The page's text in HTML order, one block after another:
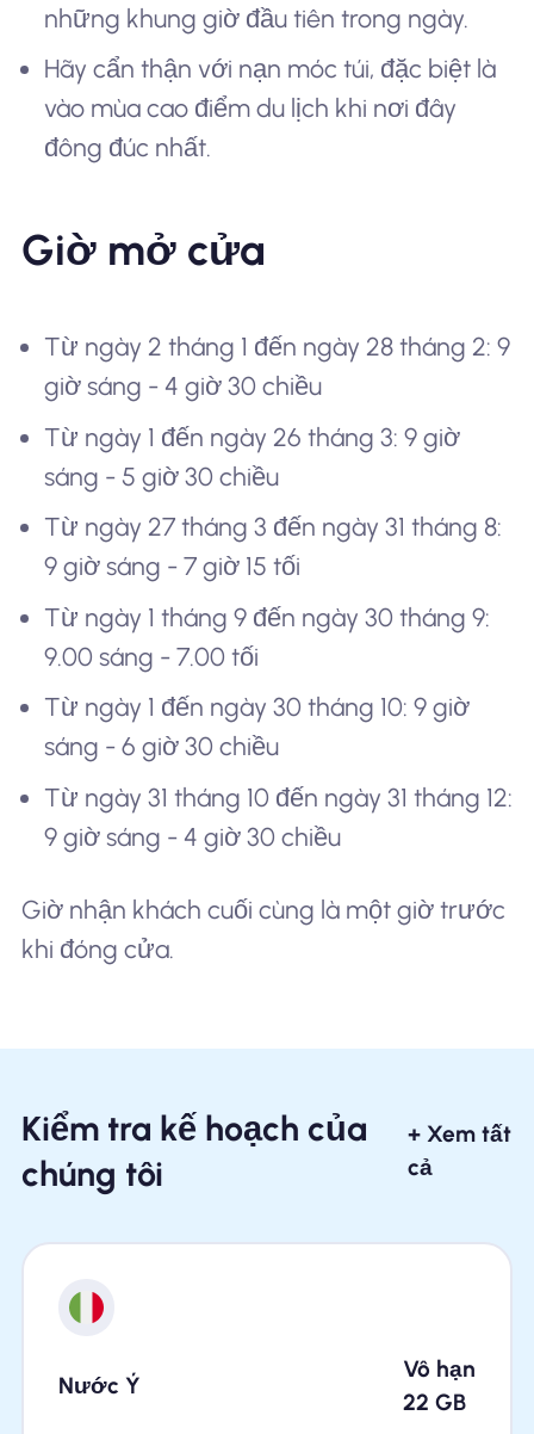
những khung giờ đầu tiên trong ngày.
Hãy cẩn thận với nạn móc túi, đặc biệt là
vào mùa cao điểm du lịch khi nơi đây
đông đúc nhất.
Giờ mở cửa
Từ ngày 2 tháng 1 đến ngày 28 tháng 2: 9
giờ sáng - 4 giờ 30 chiều
Từ ngày 1 đến ngày 26 tháng 3: 9 giờ
sáng - 5 giờ 30 chiều
Từ ngày 27 tháng 3 đến ngày 31 tháng 8:
9 giờ sáng - 7 giờ 15 tối
Từ ngày 1 tháng 9 đến ngày 30 tháng 9:
9.00 sáng - 7.00 tối
Từ ngày 1 đến ngày 30 tháng 10: 9 giờ
sáng - 6 giờ 30 chiều
Từ ngày 31 tháng 10 đến ngày 31 tháng 12:
9 giờ sáng - 4 giờ 30 chiều
Giờ nhận khách cuối cùng là một giờ trước
khi đóng cửa.
Kiểm tra kế hoạch của
chúng tôi
+ Xem tất
cả
Nước Ý
Vô hạn
22 GB